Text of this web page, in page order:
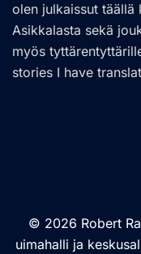
olen julkaissut täällä
Asikkalasta sekä
myös
stories I have
© 2026 Robert
uimahalli ja